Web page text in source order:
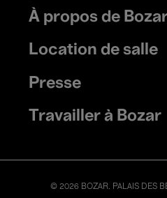
Footer
menu
À propos de
Location de salle
Presse
Travailler à Bozar
© 2026 BOZAR. PALAIS DES